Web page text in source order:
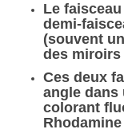
Le
demi-
(souvent
des miroirs
Ces deux
angledans
colorant
Rhodamine